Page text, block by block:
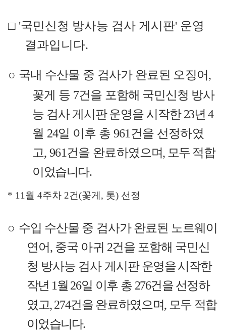
□ '국민신청 방사능 검사 게시판' 운영
결과입니다.
○ 국내 수산물 중 검사가 완료된 오징어,
꽃게 등 7건을 포함해 국민신청 방사
능 검사 게시판 운영을 시작한23년4
월 24일 이후 총 961건을 선정하였
고, 961건을 완료하였으며, 모두 적합
이었습니다.
* 11월4주차2건(꽃게 , 톳) 선정
○ 수입 수산물 중 검사가 완료된 노르웨이
연어, 중국 아귀 2건을 포함해 국민신
청 방사능 검사 게시판운영을 시작한
작년 1월 26일 이후 총 276건을 선정하
였고, 274건을 완료하였으며, 모두 적합
이었습니다.